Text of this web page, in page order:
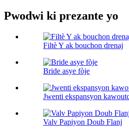
Pwodwi ki prezante yo
Filtè Y ak bouchon drenaj
Bride asye fòje
Jwenti ekspansyon
Valv Papiyon Doub Flanj